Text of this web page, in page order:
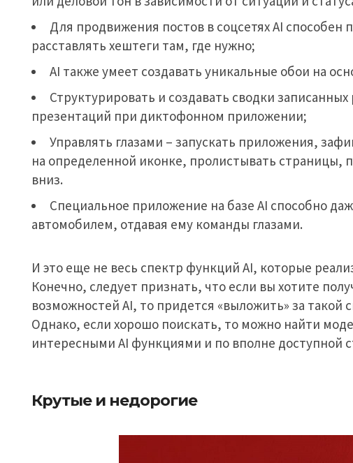
Для продвижения постов в соцсетях AI
расставлять хештеги там, где нужно;
AI также умеет создавать уникальные обои на
Структурировать и создавать сводки
презентаций при диктофонном приложении;
Управлять глазами – запускать приложения,
на определенной иконке, пролистывать страницы,
вниз.
Специальное приложение на базе AI способно
автомобилем, отдавая ему команды глазами.
И это еще не весь спектр функций AI, которые
Конечно, следует признать, что если вы хотите
возможностей AI, то придется «выложить» за
Однако, если хорошо поискать, то можно найти
интересными AI функциями и по вполне доступной
Крутые и недорогие